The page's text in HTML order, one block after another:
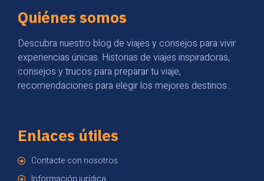
Quiénes somos
Descubra nuestro blog de viajes y consejos para vivir
experiencias únicas. Historias de viajes inspiradoras,
consejos y trucos para preparar tu viaje,
recomendaciones para elegir los mejores destinos…
Enlaces útiles
Contacte con nosotros